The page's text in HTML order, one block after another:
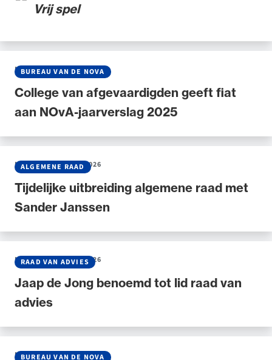
Vrij spel
College van afgevaardigden geeft fiat
aan NOvA-jaarverslag 2025
BUREAU VAN DE NOVA
NIEUWS• 30 JUNI 2026
Tijdelijke uitbreiding algemene raad met
Sander Janssen
ALGEMENE RAAD
NIEUWS• 30 JUNI 2026
Jaap de Jong benoemd tot lid raad van
advies
RAAD VAN ADVIES
NIEUWS• 30 JUNI 2026
BUREAU VAN DE NOVA
NIEUWS• 30 JUNI 2026
de advocatuur (Voda) en de Regeling op de
Ondersteuning voor advocaten bij hun
beroepsuitoefening: van de advocatenpas tot
het rechtsgebiedenregister en
geheimhoudernummers.